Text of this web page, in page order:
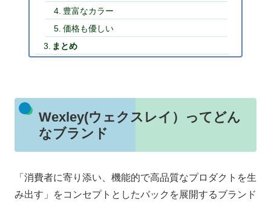
豊富なカラー
価格も優しい
まとめ
Wexley(ウェクスレイ）ってどん
なブランド
「消費者に寄り添い、機能的で高品質なプロダクトを生
み出す」をコンセプトとしたバックを展開するブランド